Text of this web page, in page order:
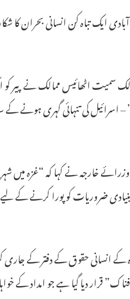
کی آبادی ایک تباہ کن انسانی
سمیت اٹھائیس ممالک نے پیر
کی تنہائی گہری ہونے کے
خارجہ نے کہا کہ “غزہ میں
ضروریات کو پورا کرنے
قرار دیا گیا ہے جو امداد کے